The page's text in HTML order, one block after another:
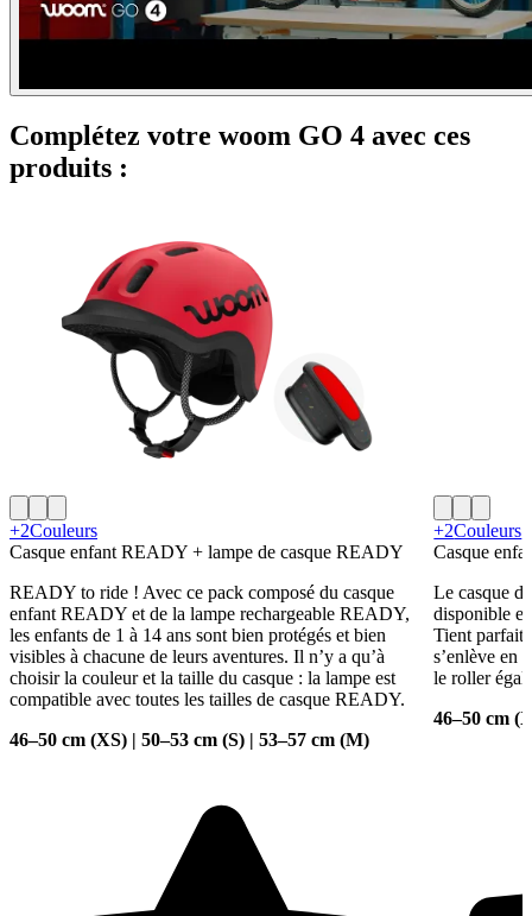
Complétez votre woom GO 4 avec ces
produits :
+2Couleurs
Casque enfant READY + lampe de casque READY
READY to ride ! Avec ce pack composé du casque
enfant READY et de la lampe rechargeable READY,
les enfants de 1 à 14 ans sont bien protégés et bien
visibles à chacune de leurs aventures. Il n’y a qu’à
choisir la couleur et la taille du casque : la lampe est
compatible avec toutes les tailles de casque READY.
46–50 cm (XS) | 50–53 cm (S) | 53–57 cm (M)
+2Couleurs
Casque
Le casque
disponible
Tient
s’enlève en
le roller
46–50 cm